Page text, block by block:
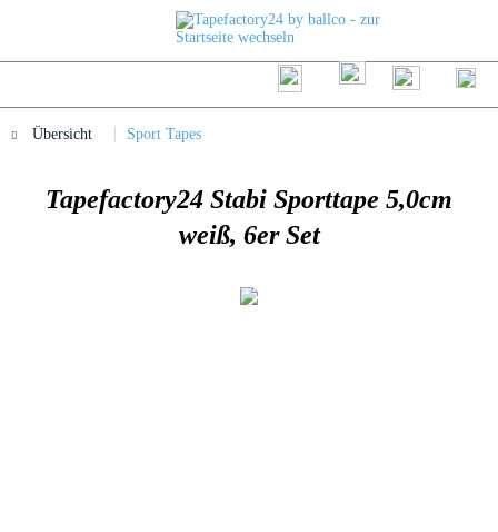
Übersicht Sport Tapes
Tapefactory24 Stabi Sporttape 5,0cm
weiß, 6er Set